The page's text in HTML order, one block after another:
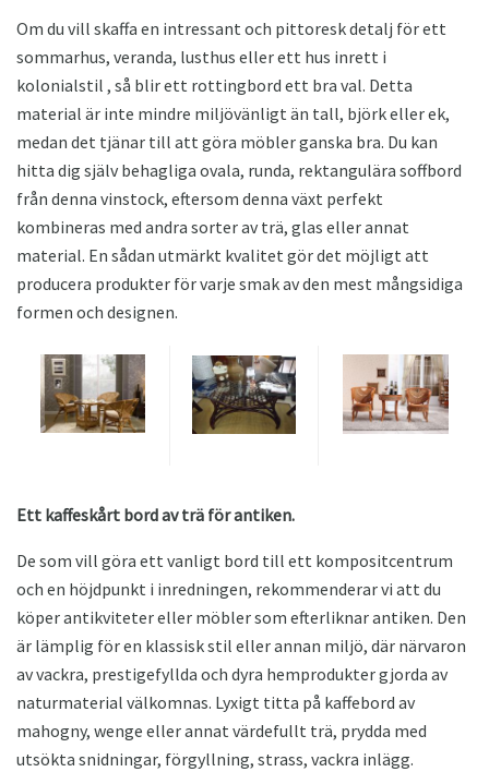
Om du vill skaffa en intressant och pittoresk detalj för ett
sommarhus, veranda, lusthus eller ett hus inrett i
kolonialstil , så blir ett rottingbord ett bra val. Detta
material är inte mindre miljövänligt än tall, björk eller ek,
medan det tjänar till att göra möbler ganska bra. Du kan
hitta dig själv behagliga ovala, runda, rektangulära soffbord
från denna vinstock, eftersom denna växt perfekt
kombineras med andra sorter av trä, glas eller annat
material. En sådan utmärkt kvalitet gör det möjligt att
producera produkter för varje smak av den mest mångsidiga
formen och designen.
Ett kaffeskårt bord av trä för antiken.
De som vill göra ett vanligt bord till ett kompositcentrum
och en höjdpunkt i inredningen, rekommenderar vi att du
köper antikviteter eller möbler som efterliknar antiken. Den
är lämplig för en klassisk stil eller annan miljö, där närvaron
av vackra, prestigefyllda och dyra hemprodukter gjorda av
naturmaterial välkomnas. Lyxigt titta på kaffebord av
mahogny, wenge eller annat värdefullt trä, prydda med
utsökta snidningar, förgyllning, strass, vackra inlägg.